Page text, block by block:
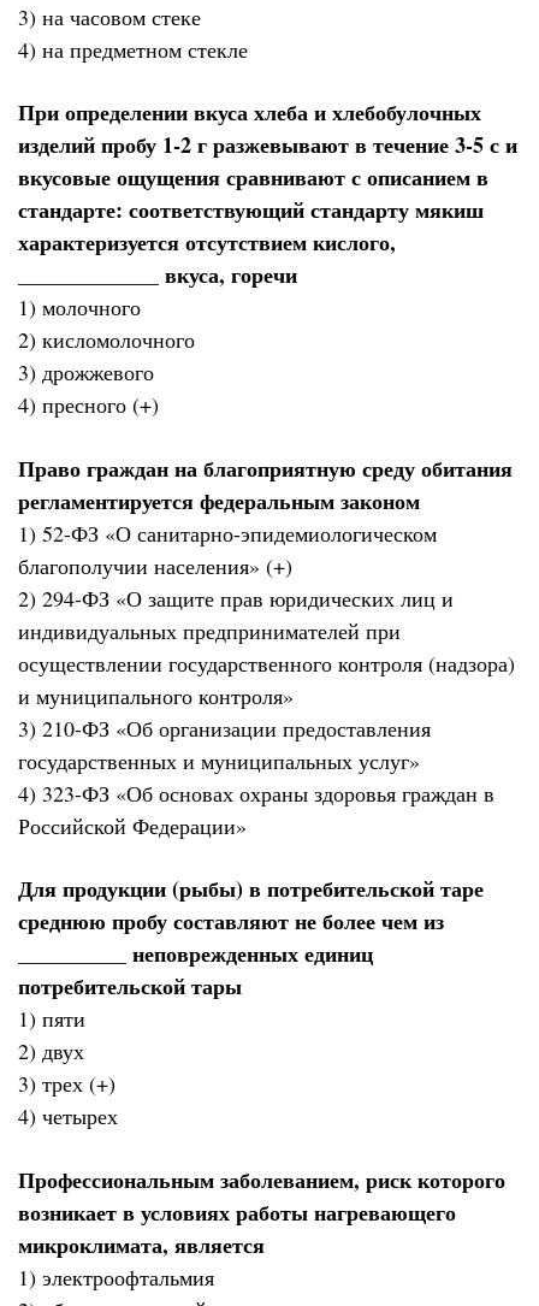
3) на часовом стеке
4) на предметном стекле
При определении вкуса хлеба и хлебобулочных
изделий пробу 1-2 г разжевывают в течение 3-5 с и
вкусовые ощущения сравнивают с описанием в
стандарте: соответствующий стандарту мякиш
характеризуется отсутствием кислого,
_____________ вкуса, горечи
1) молочного
2) кисломолочного
3) дрожжевого
4) пресного (+)
Право граждан на благоприятную среду обитания
регламентируется федеральным законом
1) 52-ФЗ «О санитарно-эпидемиологическом
благополучии населения» (+)
2) 294-ФЗ «О защите прав юридических лиц и
индивидуальных предпринимателей при
осуществлении государственного контроля (надзора)
и муниципального контроля»
3) 210-ФЗ «Об организации предоставления
государственных и муниципальных услуг»
4) 323-ФЗ «Об основах охраны здоровья граждан в
Российской Федерации»
Для продукции (рыбы) в потребительской таре
среднюю пробу составляют не более чем из
__________ неповрежденных единиц
потребительской тары
1) пяти
2) двух
3) трех (+)
4) четырех
Профессиональным заболеванием, риск которого
возникает в условиях работы нагревающего
микроклимата, является
1) электроофтальмия